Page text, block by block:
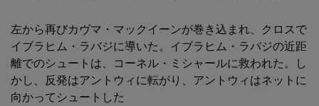
左から再びカヴマ・マックイーンが巻き込まれ、クロスで
イブラヒム・ラバジに導いた。イブラヒム・ラバジの近距
離でのシュートは、コーネル・ミシャールに救われた。し
かし、反発はアントウィに転がり、アントウィはネットに
向かってシュートした